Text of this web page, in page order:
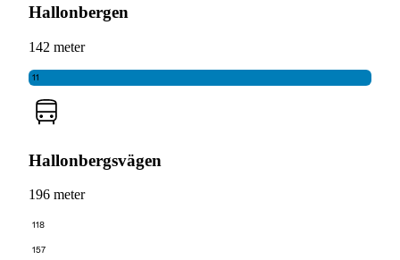
Hallonbergen
142 meter
11
Hallonbergsvägen
196 meter
118
157